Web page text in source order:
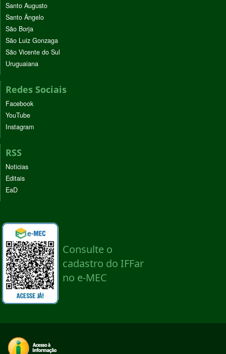
Santo Augusto
Santo Ângelo
São Borja
São Luiz Gonzaga
São Vicente do Sul
Uruguaiana
Redes Sociais
Facebook
YouTube
Instagram
RSS
Noticias
Editais
EaD